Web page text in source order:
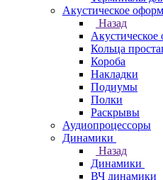
Акустическое
Назад
Кольца
Короба
Накладки
Подиумы
Полки
Раскрывы
Аудиопроцессоры
Динамики
Назад
Динамики
ВЧ динамики